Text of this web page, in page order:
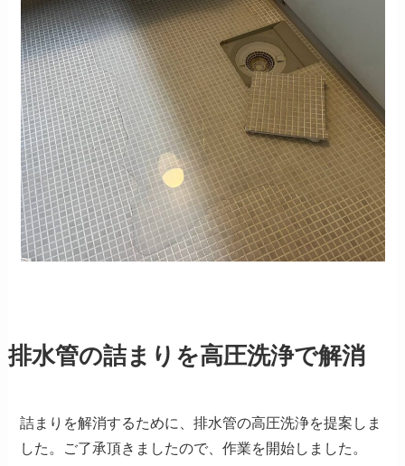
排水管の詰まりを高圧洗浄で解消
詰まりを解消するために、排水管の高圧洗浄を提案しま
した。ご了承頂きましたので、作業を開始しました。